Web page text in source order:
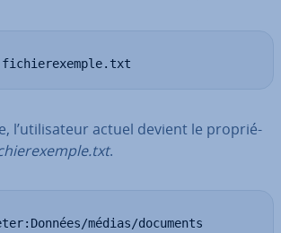
fichierexemple.txt
l’uti­li­sa­teur actuel devient le pro­prié­
.
médias/documents